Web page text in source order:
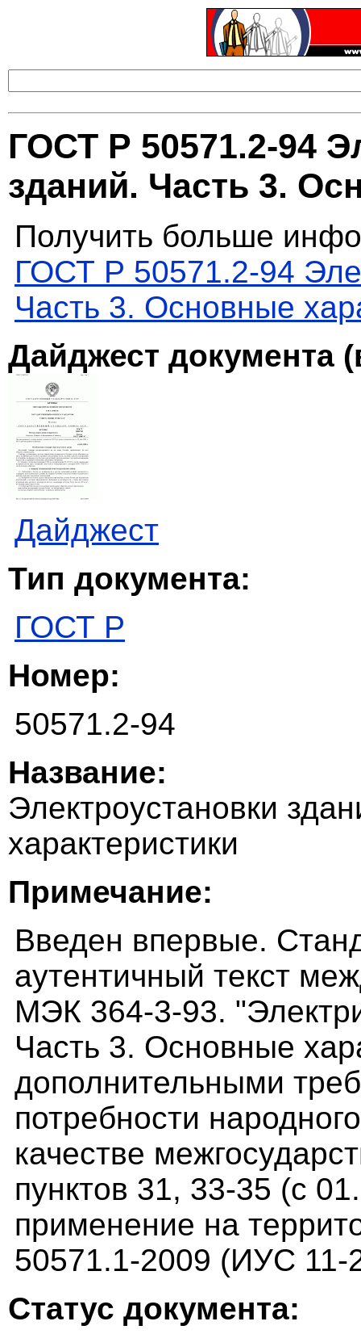
ГОСТ Р 50571.2-94
зданий. Часть 3.
Получить больше
ГОСТ Р 50571.2-94
Часть 3. Основные
Дайджест документа
Дайджест
Тип документа:
ГОСТ Р
Номер:
50571.2-94
Название:
Электроустановки
характеристики
Примечание:
Введен впервые.
аутентичный текст
МЭК 364-3-93.
Часть 3. Основные
дополнительными
потребности
качестве
пунктов 31, 33-35 (с
применение на
50571.1-2009 (ИУС 11-
Статус документа: